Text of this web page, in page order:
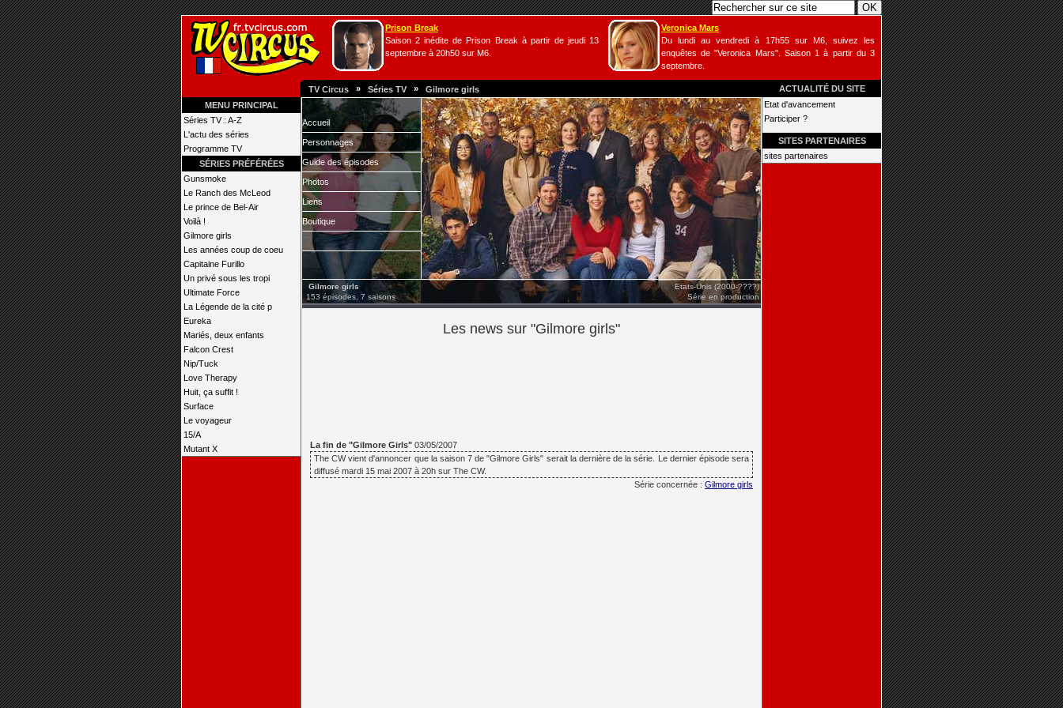
Prison Break
Saison 2 inédite de Prison Break à partir de jeudi 13
septembre à 20h50 sur M6.
Veronica Mars
Du lundi au vendredi à 17h55 sur M6, suivez les
enquêtes de "Veronica Mars". Saison 1 à partir du 3
septembre.
TV Circus » Séries TV » Gilmore girls
ACTUALITÉ DU SITE
MENU PRINCIPAL
Séries TV : A-Z
L'actu des séries
Programme TV
SÉRIES PRÉFÉRÉES
Gunsmoke
Le Ranch des McLeod
Le prince de Bel-Air
Voilà !
Gilmore girls
Les années coup de coeu
Capitaine Furillo
Un privé sous les tropi
Ultimate Force
La Légende de la cité p
Eureka
Mariés, deux enfants
Falcon Crest
Nip/Tuck
Love Therapy
Huit, ça suffit !
Surface
Le voyageur
15/A
Mutant X
Accueil
Personnages
Guide des épisodes
Photos
Liens
Boutique
Gilmore girls
153 épisodes, 7 saisons
Etats-Unis (2000-????)
Série en production
Les news sur "Gilmore girls"
La fin de "Gilmore Girls" 03/05/2007
The CW vient d'annoncer que la saison 7 de "Gilmore Girls" serait la dernière de la série. Le dernier épisode sera
diffusé mardi 15 mai 2007 à 20h sur The CW.
Série concernée : Gilmore girls
Etat d'avancement
Participer ?
SITES PARTENAIRES
sites partenaires